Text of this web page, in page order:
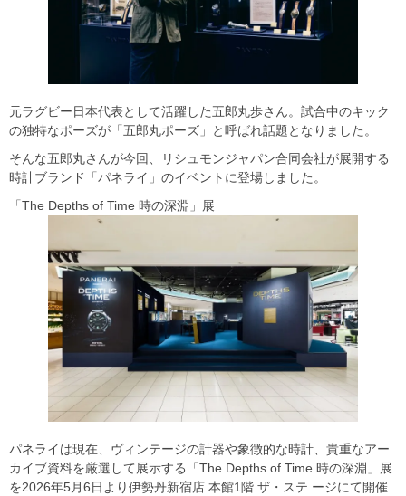
元ラグビー日本代表として活躍した五郎丸歩さん。試合中のキック
の独特なポーズが「五郎丸ポーズ」と呼ばれ話題となりました。
そんな五郎丸さんが今回、リシュモンジャパン合同会社が展開する
時計ブランド「パネライ」のイベントに登場しました。
「The Depths of Time 時の深淵」展
パネライは現在、ヴィンテージの計器や象徴的な時計、貴重なアー
カイブ資料を厳選して展⽰する「The Depths of Time 時の深淵」展
を2026年5⽉6⽇より伊勢丹新宿店 本館1階 ザ・ステ ージにて開催